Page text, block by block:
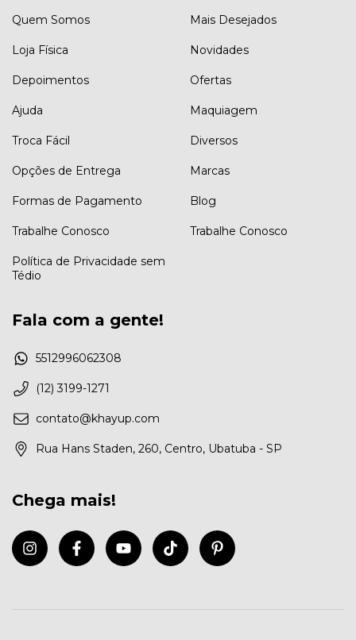
Quem Somos
Loja Física
Depoimentos
Ajuda
Troca Fácil
Opções de Entrega
Formas de Pagamento
Trabalhe Conosco
Política de Privacidade sem
Tédio
Mais Desejados
Novidades
Ofertas
Maquiagem
Diversos
Marcas
Blog
Trabalhe Conosco
Fala com a gente!
5512996062308
(12) 3199-1271
contato@khayup.com
Rua Hans Staden, 260, Centro, Ubatuba - SP
Chega mais!